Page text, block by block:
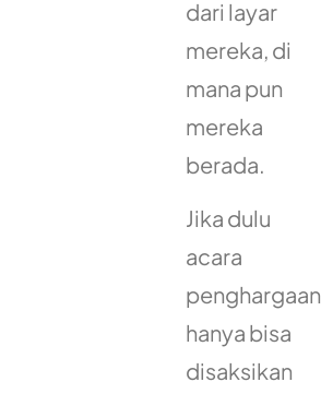
dari layar
mereka, di
mana pun
mereka
berada.
Jika dulu
acara
penghargaan
hanya bisa
disaksikan